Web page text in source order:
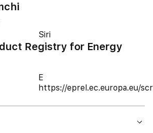
Siri
Registry for Energy
E
https://eprel.ec.europa.eu/